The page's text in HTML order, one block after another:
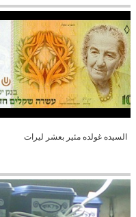
السيده غولده مئير بعشر ليرات